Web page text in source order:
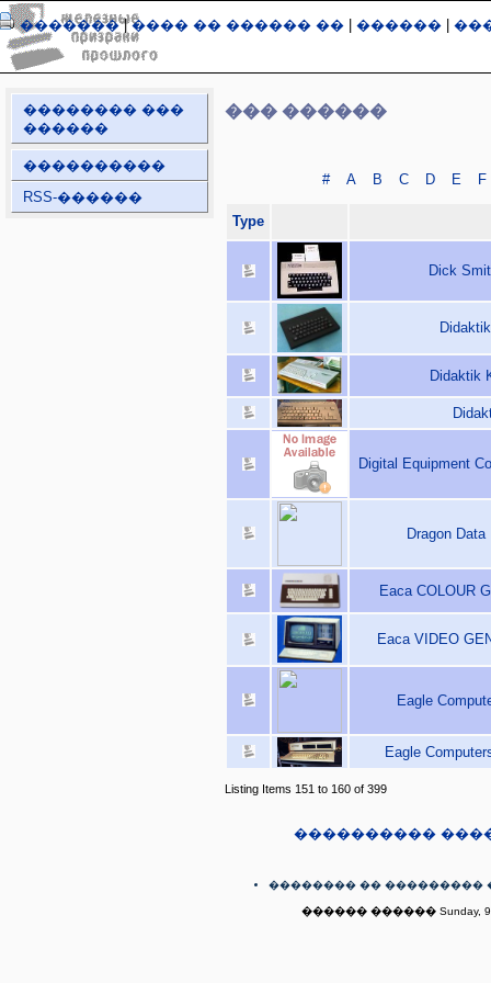
�������|���� �� ������ �� ������
�������� ���
������
����������
RSS-������
��� ������
# A B C D E F
Type
Dick
Didaktik
Digital Equipment
Dragon
Eaca COLOUR
Eaca VIDEO
Eagle
Eagle
Listing Items 151 to 160 of 399
����������
�������� �� ���������
������ ������ Sunday,